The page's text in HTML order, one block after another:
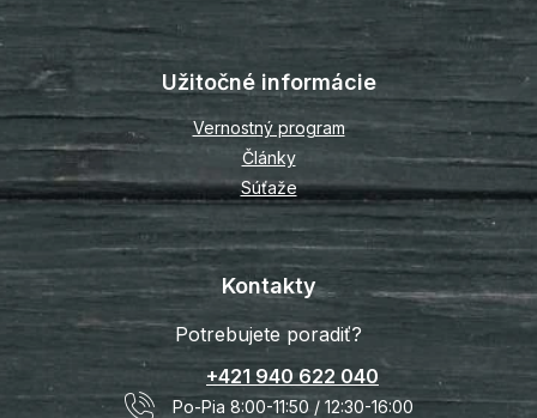
Užitočné informácie
Vernostný program
Články
Súťaže
Kontakty
Potrebujete poradiť?
+421 940 622 040
Po-Pia 8:00-11:50 / 12:30-16:00